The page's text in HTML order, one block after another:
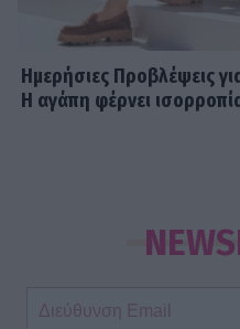
Ημερήσιες Προβλέψεις
Η αγάπη φέρνει